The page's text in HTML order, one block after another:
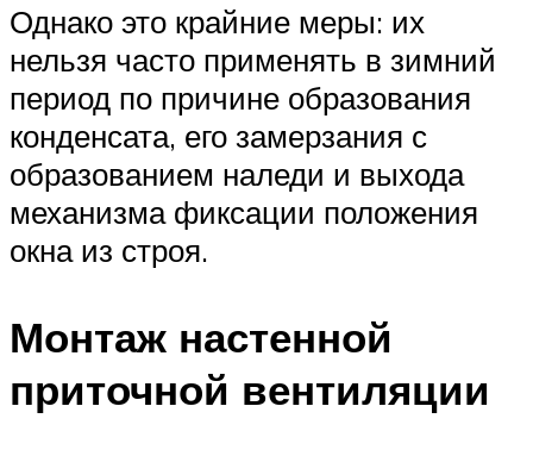
Однако это крайние меры: их
нельзя часто применять в зимний
период по причине образования
конденсата, его замерзания с
образованием наледи и выхода
механизма фиксации положения
окна из строя.
Монтаж настенной
приточной вентиляции